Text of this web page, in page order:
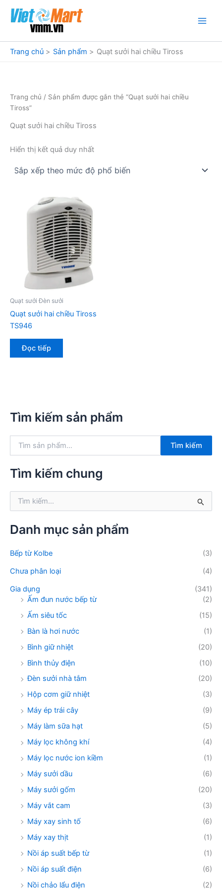
dung
Trang chủ
Sản phẩm Quạt sưởi hai chiều Tiross
Trang chủ / Sản phẩm được gắn thẻ “Quạt sưởi hai chiều
Tiross”
Quạt sưởi hai chiều Tiross
Hiển thị kết quả duy nhất
Quạt sưởi Đèn sưởi
Quạt sưởi hai chiều Tiross
TS946
Đọc tiếp
Tìm kiếm sản phẩm
k
ế
:
Tìm kiếm
Tìm kiếm chung
k
i
m
Danh mục sản phẩm
Bếp từ Kolbe
(3)
Chưa phân loại
(4)
Gia dụng
(341)
Ấm đun nước bếp từ
(2)
Ấm siêu tốc
(15)
Bàn là hơi nước
(1)
Bình giữ nhiệt
(20)
Bình thủy điện
(10)
Đèn sưởi nhà tắm
(20)
Hộp cơm giữ nhiệt
(3)
Máy ép trái cây
(9)
Máy làm sữa hạt
(5)
Máy lọc không khí
(4)
Máy lọc nước ion kiềm
(1)
Máy sưởi dầu
(6)
Máy sưởi gốm
(20)
Máy vắt cam
(3)
Máy xay sinh tố
(6)
Máy xay thịt
(1)
Nồi áp suất bếp từ
(1)
Nồi áp suất điện
(6)
Nồi chảo lẩu điện
(2)